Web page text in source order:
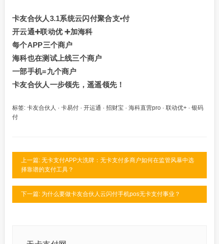
卡友合伙人3.1系统云闪付聚合支•付
开云通➕联动优 ➕加海科
每个APP三个商户
海科也在测试上线三个商户
一部手机=九个商户
卡友合伙人一步领先，遥遥领先！
标签: 卡友合伙人 · 卡易付 · 开运通 · 招财宝 · 海科直营pro · 联动优+ · 银码
付
上一篇: 无卡支付APP大洗牌：无卡支付多商户如何在监管风暴中选
择靠谱的支付工具？
下一篇: 为什么要做卡友合伙人云闪付手机pos无卡支付事业？